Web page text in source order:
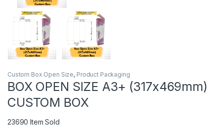
Custom Box Open Size, Product Packaging
BOX OPEN SIZE A3+ (317x469mm)
CUSTOM BOX
23690 Item Sold